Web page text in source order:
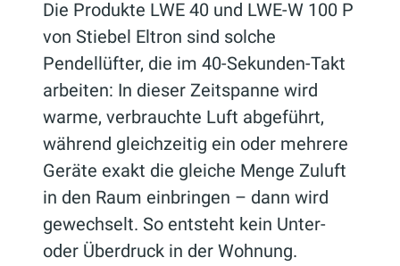
Die Produkte LWE 40 und LWE-W 100 P
von Stiebel Eltron sind solche
Pendellüfter, die im 40-Sekunden-Takt
arbeiten: In dieser Zeitspanne wird
warme, verbrauchte Luft abgeführt,
während gleichzeitig ein oder mehrere
Geräte exakt die gleiche Menge Zuluft
in den Raum einbringen – dann wird
gewechselt. So entsteht kein Unter-
oder Überdruck in der Wohnung.